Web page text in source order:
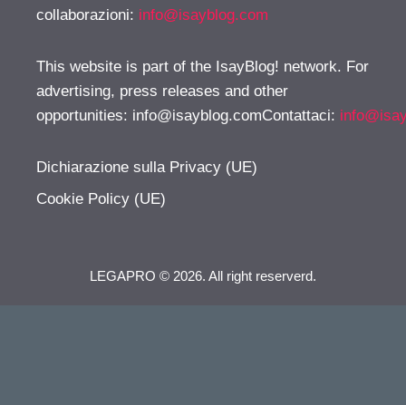
collaborazioni: info@isayblog.com
This website is part of the IsayBlog! network. For
advertising, press releases and other
opportunities: info@isayblog.comContattaci:
Dichiarazione sulla Privacy (UE)
Cookie Policy (UE)
LEGAPRO © 2026. All right reserverd.